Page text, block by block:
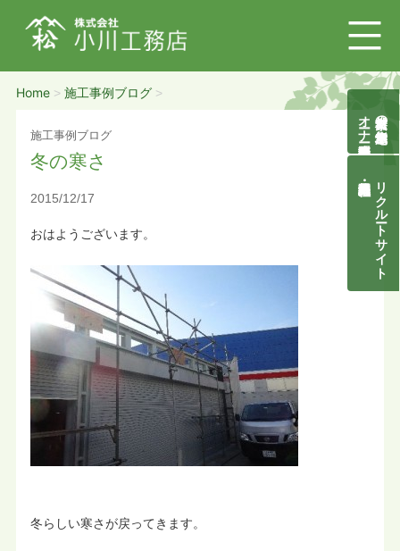
Home> 施工事例ブログ>
施工事例ブログ
冬の寒さ
2015/12/17
おはようございます。
冬らしい寒さが戻ってきます。
自然素材の無垢木造住宅
オーナー様募集説明会
リクルートサイト